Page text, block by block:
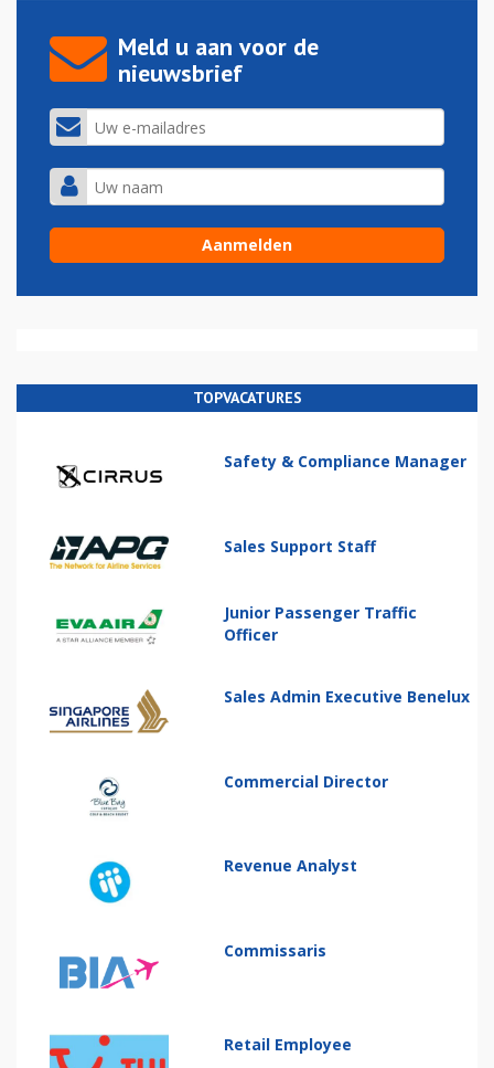
Meld u aan voor de
nieuwsbrief
TOPVACATURES
Safety & Compliance Manager
Sales Support Staff
Junior Passenger Traffic
Officer
Sales Admin Executive Benelux
Commercial Director
Revenue Analyst
Commissaris
Retail Employee